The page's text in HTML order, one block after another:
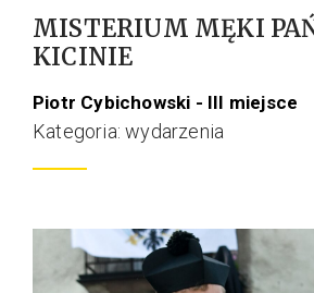
MISTERIUM MĘKI
KICINIE
Piotr Cybichowski - III miejsce
Kategoria: wydarzenia